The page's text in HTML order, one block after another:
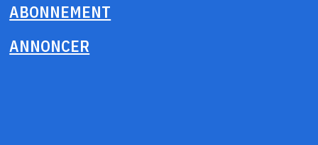
ABONNEMENT
ANNONCER